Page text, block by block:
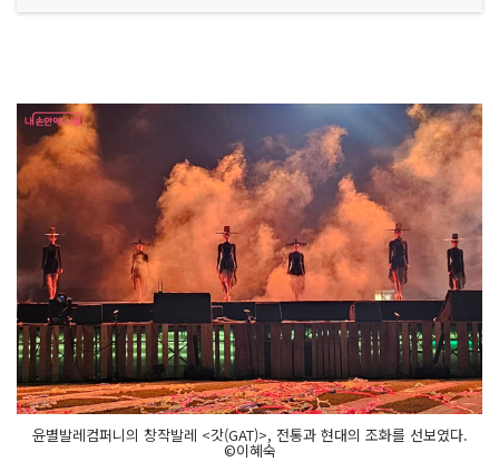
윤별발레컴퍼니의 창작발레 <갓(GAT)>, 전통과 현대의 조화를 선보였다.
©이혜숙